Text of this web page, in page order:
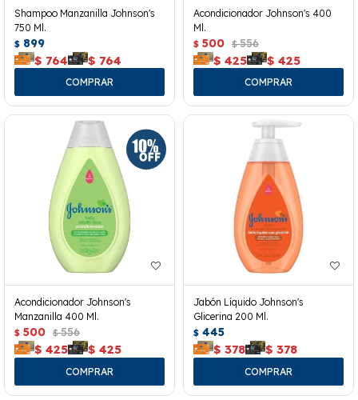
Shampoo Manzanilla Johnson's
750 Ml.
$ 899
$ 764 $ 764
Acondicionador Johnson's 400
Ml.
$ 500 $ 556
$ 425 $ 425
Acondicionador Johnson's
Manzanilla 400 Ml.
$ 500 $ 556
$ 425 $ 425
Jabón Líquido Johnson's
Glicerina 200 Ml.
$ 445
$ 378 $ 378